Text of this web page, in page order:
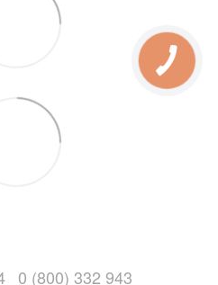
0 (800) 332 943